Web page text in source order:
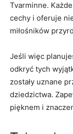
Tvarminne.
⁤cechy⁤ i‍ oferuje
miłośników
Jeśli więc
odkryć ⁢tych
zostały ⁣uznane
⁣dziedzictwa.
pięknem i